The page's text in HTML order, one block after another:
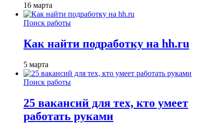
16 марта
Поиск работы
Как найти подработку на hh.ru
5 марта
Поиск работы
25 вакансий для тех, кто умеет
работать руками